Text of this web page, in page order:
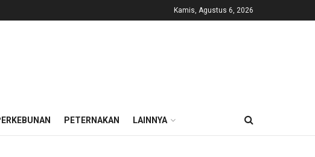
Kamis, Agustus 6, 2026
PETERNAKAN LAINNYA